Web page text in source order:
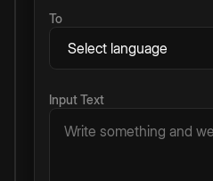
To
Input Text